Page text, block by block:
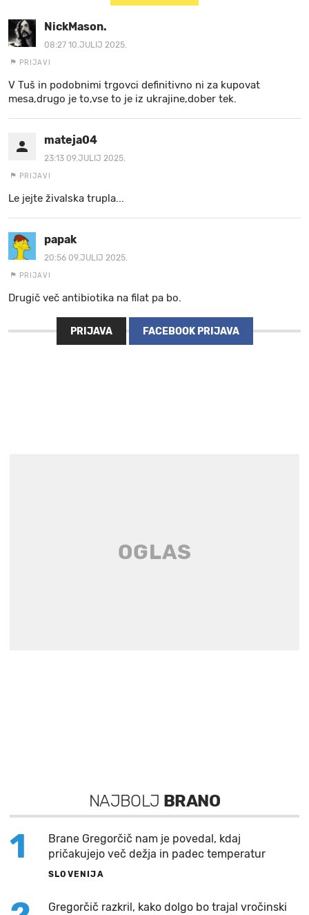
NickMason.
08:27 10.JULIJ 2025.
PRIJAVI
V Tuš in podobnimi trgovci definitivno ni za kupovat
mesa,drugo je to,vse to je iz ukrajine,dober tek.
mateja04
23:13 09.JULIJ 2025.
PRIJAVI
Le jejte živalska trupla...
papak
20:56 09.JULIJ 2025.
PRIJAVI
Drugič več antibiotika na filat pa bo.
PRIJAVA FACEBOOK PRIJAVA
NAJBOLJ BRANO
1
Brane Gregorčič nam je povedal, kdaj
pričakujejo več dežja in padec temperatur
SLOVENIJA
Gregorčič razkril, kako dolgo bo trajal vročinski